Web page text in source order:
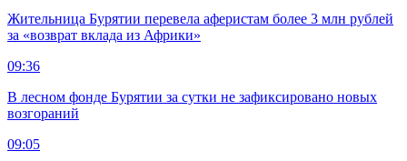
Жительница Бурятии перевела аферистам более 3 млн рублей
за «возврат вклада из Африки»
09:36
В лесном фонде Бурятии за сутки не зафиксировано новых
возгораний
09:05